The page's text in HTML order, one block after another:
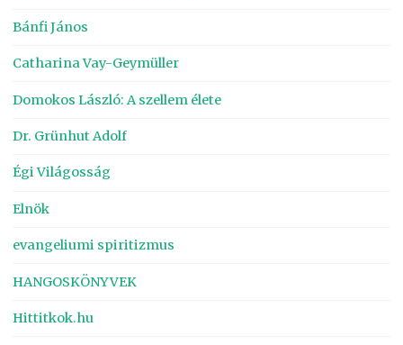
Bánfi János
Catharina Vay-Geymüller
Domokos László: A szellem élete
Dr. Grünhut Adolf
Égi Világosság
Elnök
evangeliumi spiritizmus
HANGOSKÖNYVEK
Hittitkok.hu